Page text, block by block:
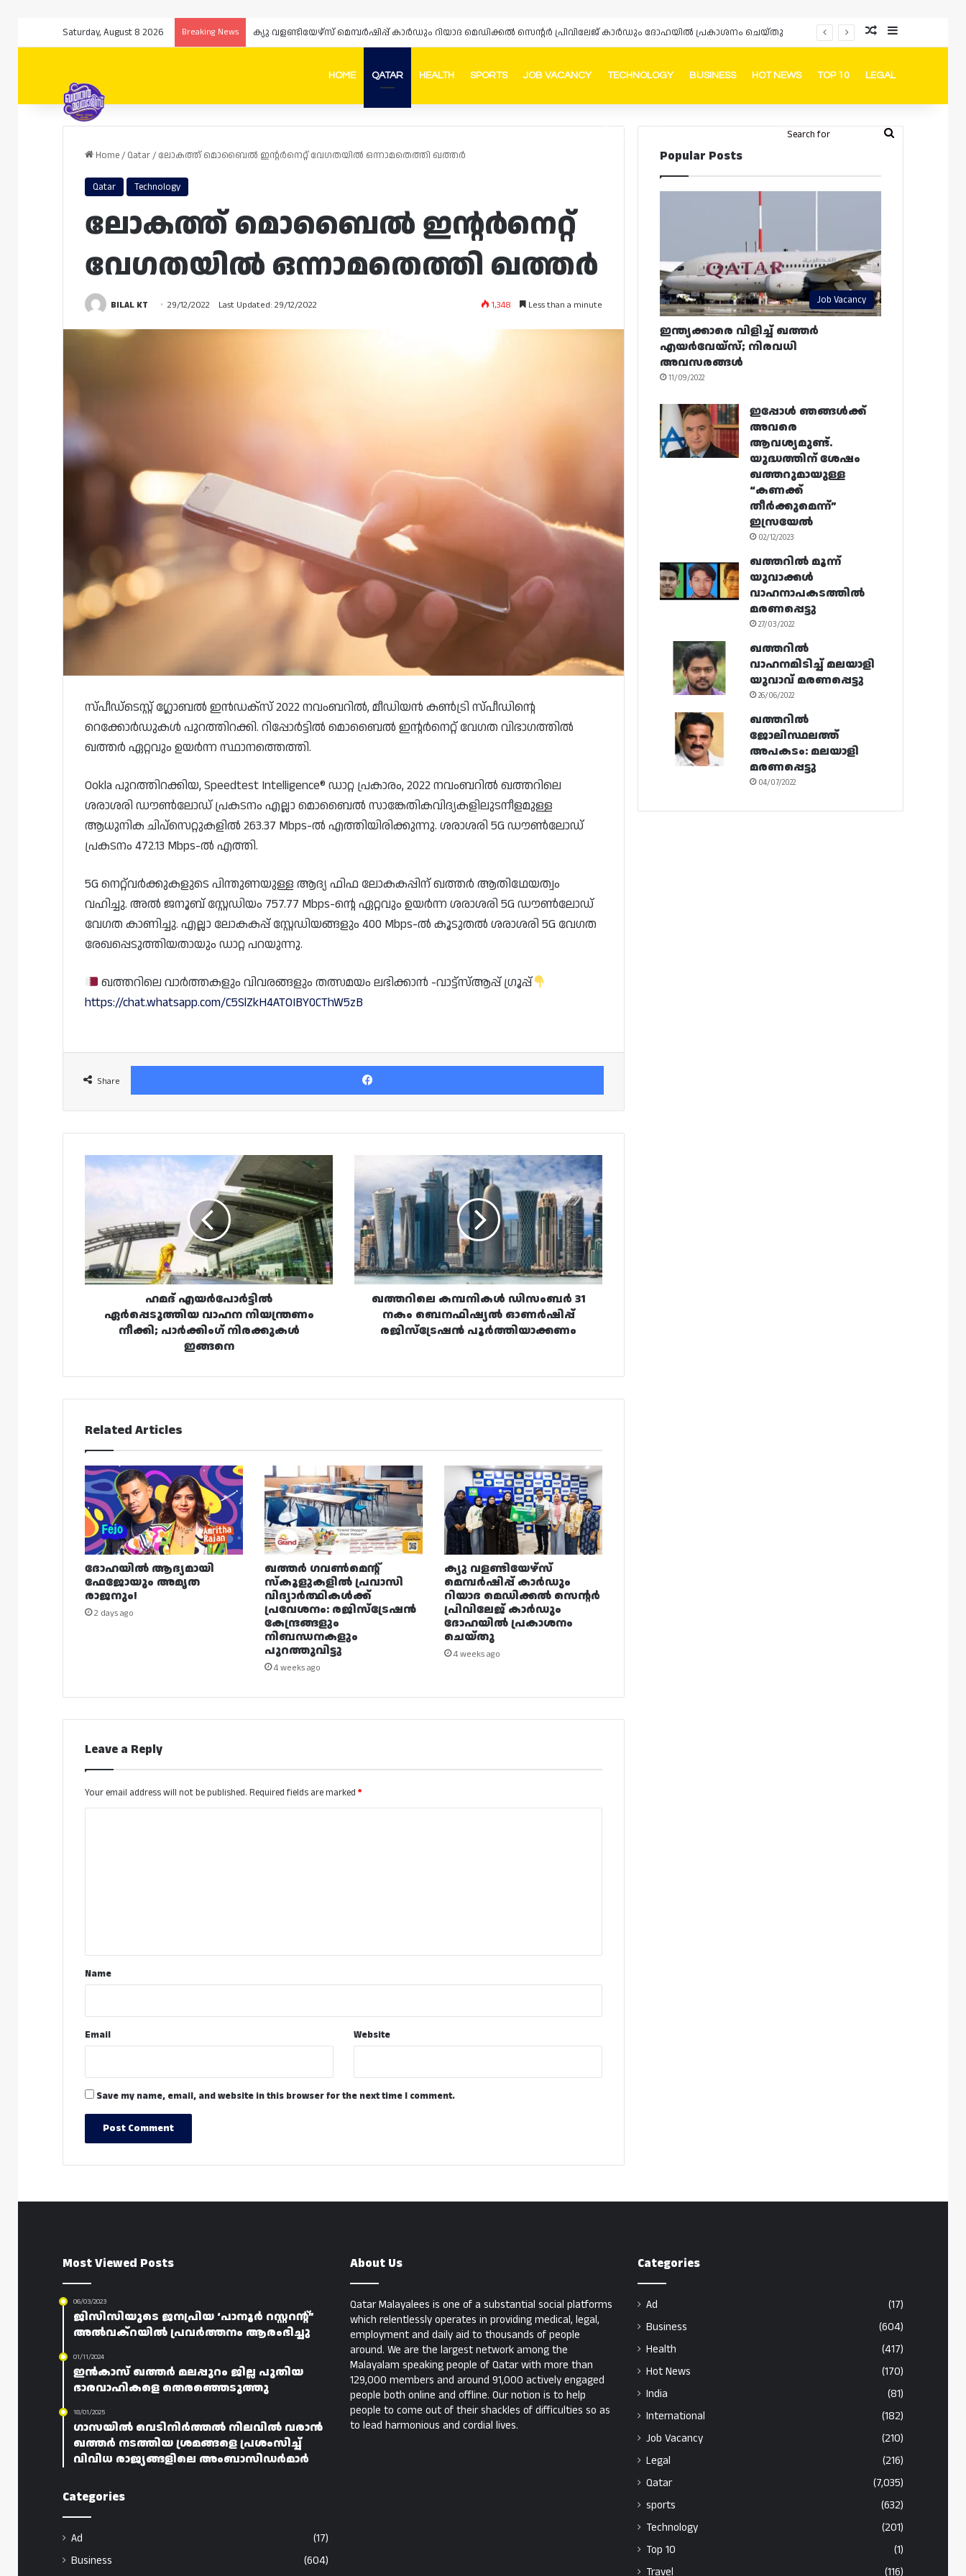
Saturday, August 8 2026 Breaking News Random Article
Sidebar
HOME QATAR HEALTH SPORTS JOB VACANCY TECHNOLOGY BUSINESS HOT NEWS TOP 10 LEGAL
FacebookInstagram
Telegram
Whatsapp Random Article
Switch skin
Search
Home/ Qatar/ലോകത്ത് മൊബൈൽ ഇന്റർനെറ്റ് വേഗതയിൽ ഒന്നാമതെത്തി ഖത്തർ
Qatar Technology
ലോകത്ത് മൊബൈൽ ഇന്റർനെറ്റ്
വേഗതയിൽ ഒന്നാമതെത്തി ഖത്തർ
BILAL KT 29/12/2022 Last Updated: 29/12/2022 1,348 Less than a minute
സ്പീഡ്ടെസ്റ്റ് ഗ്ലോബൽ ഇൻഡക്‌സ് 2022 നവംബറിൽ, മീഡിയൻ കൺട്രി സ്പീഡിന്റെ
റെക്കോർഡുകൾ പുറത്തിറക്കി. റിപ്പോർട്ടിൽ മൊബൈൽ ഇന്റർനെറ്റ് വേഗത വിഭാഗത്തിൽ
ഖത്തർ ഏറ്റവും ഉയർന്ന സ്ഥാനത്തെത്തി.
Ookla പുറത്തിറക്കിയ, Speedtest Intelligence® ഡാറ്റ പ്രകാരം, 2022 നവംബറിൽ ഖത്തറിലെ
ശരാശരി ഡൗൺലോഡ് പ്രകടനം എല്ലാ മൊബൈൽ സാങ്കേതികവിദ്യകളിലുടനീളമുള്ള
ആധുനിക ചിപ്‌സെറ്റുകളിൽ 263.37 Mbps-ൽ എത്തിയിരിക്കുന്നു. ശരാശരി 5G ഡൗൺലോഡ്
പ്രകടനം 472.13 Mbps-ൽ എത്തി.
5G നെറ്റ്‌വർക്കുകളുടെ പിന്തുണയുള്ള ആദ്യ ഫിഫ ലോകകപ്പിന് ഖത്തർ ആതിഥേയത്വം
വഹിച്ചു. അൽ ജനൂബ് സ്റ്റേഡിയം 757.77 Mbps-ന്റെ ഏറ്റവും ഉയർന്ന ശരാശരി 5G ഡൗൺലോഡ്
വേഗത കാണിച്ചു. എല്ലാ ലോകകപ്പ് സ്റ്റേഡിയങ്ങളും 400 Mbps-ൽ കൂടുതൽ ശരാശരി 5G വേഗത
രേഖപ്പെടുത്തിയതായും ഡാറ്റ പറയുന്നു.
ഖത്തറിലെ വാർത്തകളും വിവരങ്ങളും തത്സമയം ലഭിക്കാൻ -വാട്ട്സ്ആപ്പ് ഗ്രൂപ്പ്
https://chat.whatsapp.com/C5SlZkH4ATOIBY0CThW5zB
Share
Facebook
ഹമദ്
എയർപോർട്ടിൽ
നിയന്ത്രണം
നീക്കി;
പാർക്കിംഗ്
നിരക്കുകൾ
ഇങ്ങനെ
ഹമദ് എയർപോർട്ടിൽ
ഏർപ്പെടുത്തിയ വാഹന നിയന്ത്രണം
നീക്കി; പാർക്കിംഗ് നിരക്കുകൾ
ഇങ്ങനെ
കമ്പനികൾ
ഡിസംബർ
31
നകം
ബെനഫിഷ്യൽ
ഓണർഷിപ്പ്
രജിസ്ട്രേഷൻ
പൂർത്തിയാക്കണം
ഖത്തറിലെ കമ്പനികൾ ഡിസംബർ 31
നകം ബെനഫിഷ്യൽ ഓണർഷിപ്പ്
രജിസ്ട്രേഷൻ പൂർത്തിയാക്കണം
Related Articles
ദോഹയിൽ ആദ്യമായി
ഫേജോയും അമൃത
രാജനും!
2 days ago
ഖത്തർ ഗവൺമെന്റ്
സ്കൂളുകളിൽ പ്രവാസി
വിദ്യാർത്ഥികൾക്ക്
പ്രവേശനം: രജിസ്ട്രേഷൻ
കേന്ദ്രങ്ങളും
നിബന്ധനകളും
പുറത്തുവിട്ടു
4 weeks ago
ക്യു വളണ്ടിയേഴ്‌സ്
മെമ്പർഷിപ്പ് കാർഡും
റിയാദ മെഡിക്കൽ സെന്റർ
പ്രിവിലേജ് കാർഡും
ദോഹയിൽ പ്രകാശനം
ചെയ്തു
4 weeks ago
Leave a Reply
Your email address will not be published. Required fields are marked *
*Name
Email Website
Save my name, email, and website in this browser for the next time I comment.
Popular Posts
Job Vacancy
ഇന്ത്യക്കാരെ വിളിച്ച് ഖത്തർ
എയർവേയ്‌സ്; നിരവധി
അവസരങ്ങൾ
11/09/2022
ഇപ്പോൾ ഞങ്ങൾക്ക്
അവരെ
ആവശ്യമുണ്ട്.
യുദ്ധത്തിന് ശേഷം
ഖത്തറുമായുള്ള
“കണക്ക്
തീർക്കുമെന്ന്”
ഇസ്രയേൽ
02/12/2023
ഖത്തറിൽ മൂന്ന്
യുവാക്കൾ
വാഹനാപകടത്തിൽ
മരണപ്പെട്ടു
27/03/2022
ഖത്തറിൽ
വാഹനമിടിച്ച് മലയാളി
യുവാവ് മരണപ്പെട്ടു
26/06/2022
ഖത്തറിൽ
ജോലിസ്ഥലത്ത്
അപകടം: മലയാളി
മരണപ്പെട്ടു
04/07/2022
Most Viewed Posts
06/03/2023
ജിസിസിയുടെ ജനപ്രിയ ‘പാനൂർ റസ്റ്ററന്റ്”
അൽവക്റയിൽ പ്രവർത്തനം ആരംഭിച്ചു
01/11/2024
ഇൻകാസ് ഖത്തർ മലപ്പുറം ജില്ല പുതിയ
ഭാരവാഹികളെ തെരഞ്ഞെടുത്തു
18/01/2025
ഗാസയിൽ വെടിനിർത്തൽ നിലവിൽ വരാൻ
ഖത്തർ നടത്തിയ ശ്രമങ്ങളെ പ്രശംസിച്ച്
വിവിധ രാജ്യങ്ങളിലെ അംബാസിഡർമാർ
Categories
Ad
(17)
Business
(604)
About Us
Qatar Malayalees is one of a substantial social platforms
which relentlessly operates in providing medical, legal,
employment and daily aid to thousands of people
around. We are the largest network among the
Malayalam speaking people of Qatar with more than
129,000 members and around 91,000 actively engaged
people both online and offline. Our notion is to help
people to come out of their shackles of difficulties so as
to lead harmonious and cordial lives.
Categories
Ad
(17)
Business
(604)
Health
(417)
Hot News
(170)
India
(81)
International
(182)
Job Vacancy
(210)
Legal
(216)
Qatar
(7,035)
sports
(632)
Technology
(201)
Top 10
(1)
Travel
(116)